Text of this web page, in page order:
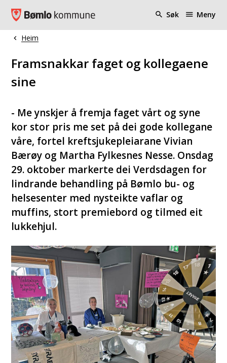
Bømlo kommune Søk Meny
Du er her:
Heim
Framsnakkar faget og kollegaene
sine
- Me ynskjer å fremja faget vårt og syne
kor stor pris me set på dei gode kollegane
våre, fortel kreftsjukepleiarane Vivian
Bærøy og Martha Fylkesnes Nesse. Onsdag
29. oktober markerte dei Verdsdagen for
lindrande behandling på Bømlo bu- og
helsesenter med nysteikte vaflar og
muffins, stort premiebord og tilmed eit
lukkehjul.